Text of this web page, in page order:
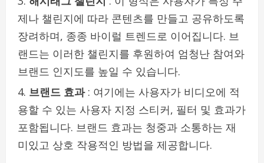
제나 챌린지에 따라 콘텐츠를 만들고 공유하도록
장려하며, 종종 바이럴 트렌드로 이어집니다. 브
랜드는 이러한 챌린지를 후원하여 엄청난 참여와
브랜드 인지도를 높일 수 있습니다.
브랜드 효과: 여기에는 사용자가 비디오에 적
용할 수 있는 사용자 지정 스티커, 필터 및 효과가
포함됩니다. 브랜드 효과는 청중과 소통하는 재
미있고 상호 작용적인 방법을 제공합니다.